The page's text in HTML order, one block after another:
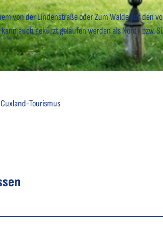
von der Lindenstraße oder Zum Walde auf den
auch gekürzt gelaufen werden als Nord- bzw.
Cuxland-Tourismus